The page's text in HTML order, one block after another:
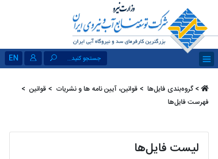
EN جستجو کنید...
>گروه‌بندی فایل‌ها ‏ > قوانین، آیین نامه ها و نشریات ‏ > قوانین ‏ >
فهرست فایل‌ها
لیست فایل‌ها